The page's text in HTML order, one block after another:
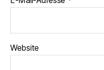
Website